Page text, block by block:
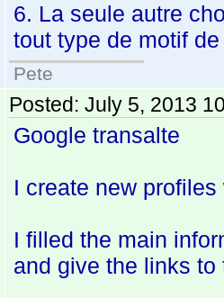
6. La seule autre
tout type de motif
Pete
Posted: July 5, 2013
Google transalte
I create new
I filled the main
and give the links